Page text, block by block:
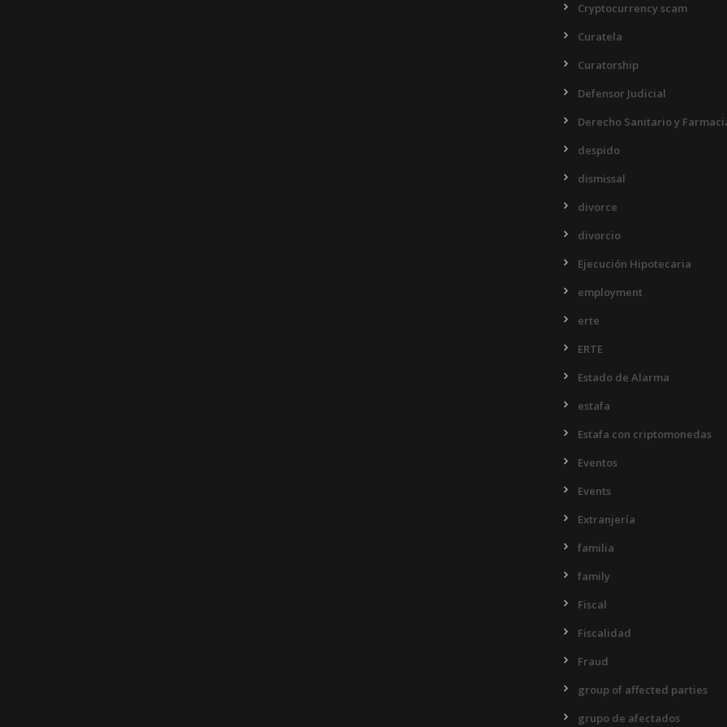
Cryptocurrency scam
Curatela
Curatorship
Defensor Judicial
Derecho Sanitario y
despido
dismissal
divorce
divorcio
Ejecución Hipotecaria
employment
erte
ERTE
Estado de Alarma
estafa
Estafa con criptomonedas
Eventos
Events
Extranjería
familia
family
Fiscal
Fiscalidad
Fraud
group of affected parties
grupo de afectados